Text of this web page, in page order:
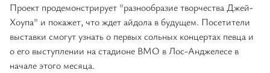
Проект продемонстрирует "разнообразие творчества Джей-
Хоупа" и покажет, что ждет айдола в будущем. Посетители
выставки смогут узнать о первых сольных концертах певца и
о его выступлении на стадионе BMO в Лос-Анджелесе в
начале этого месяца.